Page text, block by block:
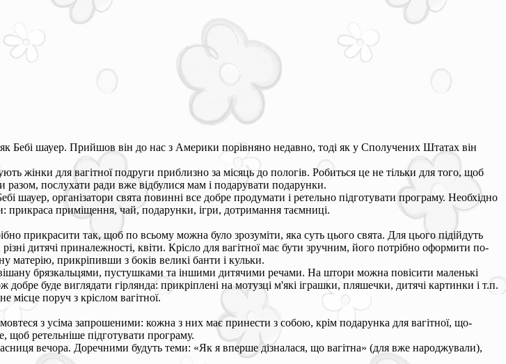
як Бебі шауер. Прийшов він до нас з Америки порівняно недавно, тоді як у Сполучених Штатах він
жінки для вагітної подруги приблизно за місяць до пологів. Робиться це не тільки для того, щоб
послухати ради вже відбулися мам і подарувати подарунки.
шауер, організатори свята повинні все добре продумати і ретельно підготувати програму. Необхідно
прикраса приміщення, чай, подарунки, ігри, дотримання таємниці.
прикрасити так, щоб по всьому можна було зрозуміти, яка суть цього свята. Для цього підійдуть
дитячі приналежності, квіти. Крісло для вагітної має бути зручним, його потрібно оформити по-
прикріпивши з боків великі банти і кульки.
брязкальцями, пустушками та іншими дитячими речами. На штори можна повісити маленькі
буде виглядати гірлянда: прикріплені на мотузці м'які іграшки, пляшечки, дитячі картинки і т.п.
місце поруч з кріслом вагітної.
з усіма запрошеними: кожна з них має принести з собою, крім подарунка для вагітної, що-
щоб ретельніше підготувати програму.
вечора. Доречними будуть теми: «Як я вперше дізналася, що вагітна» (для вже народжували),